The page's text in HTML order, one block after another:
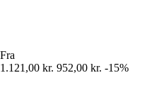
Fra
1.121,00 kr. 952,00 kr. -15%